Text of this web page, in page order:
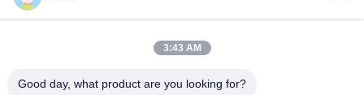
Lantai ubin vinil
3:43 AM
Good day, what product are you looking for?